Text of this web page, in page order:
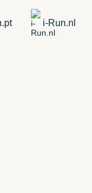
i-Run.nl